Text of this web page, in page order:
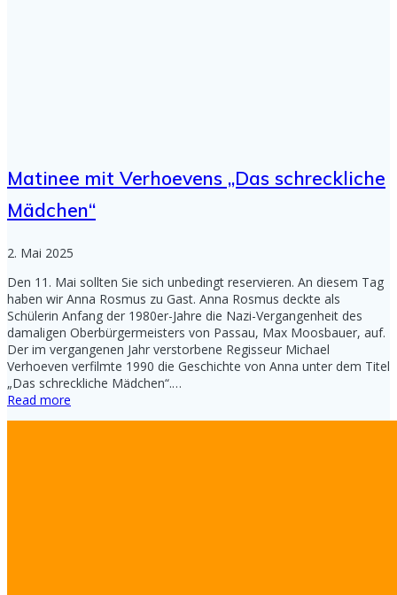
Matinee mit Verhoevens „Das schreckliche
Mädchen“
2. Mai 2025
Den 11. Mai sollten Sie sich unbedingt reservieren. An diesem Tag
haben wir Anna Rosmus zu Gast. Anna Rosmus deckte als
Schülerin Anfang der 1980er-Jahre die Nazi-Vergangenheit des
damaligen Oberbürgermeisters von Passau, Max Moosbauer, auf.
Der im vergangenen Jahr verstorbene Regisseur Michael
Verhoeven verfilmte 1990 die Geschichte von Anna unter dem Titel
„Das schreckliche Mädchen“.…
Read more